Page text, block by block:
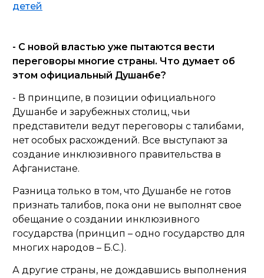
детей
- С новой властью уже пытаются вести
переговоры многие страны. Что думает об
этом официальный Душанбе?
- В принципе, в позиции официального
Душанбе и зарубежных столиц, чьи
представители ведут переговоры с талибами,
нет особых расхождений. Все выступают за
создание инклюзивного правительства в
Афганистане.
Разница только в том, что Душанбе не готов
признать талибов, пока они не выполнят свое
обещание о создании инклюзивного
государства (принцип – одно государство для
многих народов – Б.С.).
А другие страны, не дождавшись выполнения